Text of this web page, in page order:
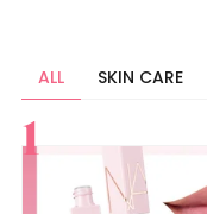
ALL SKIN CARE
すべて
スキンケア
メイク
ボディケア
美活
ヘア
ライフスタイル
ビューティーズ